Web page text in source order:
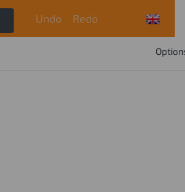
Undo Redo